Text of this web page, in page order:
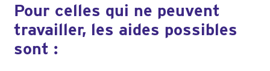
Pour celles qui ne peuvent
travailler, les aides possibles
sont :